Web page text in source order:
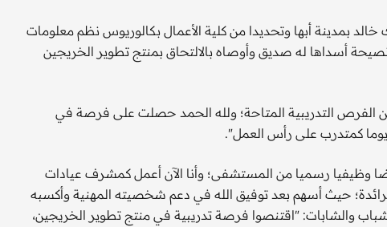
بمدينة أبها وتحديدا من كلية الأعمال بكالوريوس نظم معلومات
نصيحة أسداها له صديق وأوصاه بالالتحاق بمنتج تطوير الخريجين
التدريبية المتاحة؛ ولله الحمد حصلت على فرصة في
وظيفيا رسميا من المستشفى؛ وأنا الآن أعمل كمشرف عيادات
حيث أسهم بعد توفيق الله في دعم شخصيته المهنية وأكسبه
والشابات: "اقتنصوا فرصة تدريبية في منتج تطوير الخريجين،